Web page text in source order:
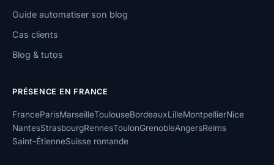
Guide automatiser son blog
Cas clients
Blog & tutos
PRÉSENCE EN FRANCE
FranceParisMarseilleToulouseBordeauxLilleMontpellierNice
NantesStrasbourgRennesToulonGrenobleAngersReims
Saint-ÉtienneSuisse romande